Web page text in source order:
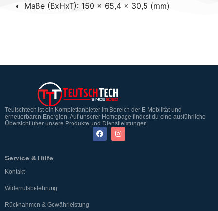
Maße (BxHxT): 150 x 65,4 x 30,5 (mm)
Teutschtech ist ein Komplettanbieter im Bereich der E-Mobilität und
erneuerbaren Energien. Auf unserer Homepage findest du eine ausführliche
Übersicht über unsere Produkte und Dienstleistungen.
Service & Hilfe
Kontakt
Widerrufsbelehrung
Rücknahmen & Gewährleistung